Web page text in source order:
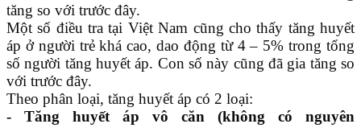
tăng so với trước đây.
Một số điều tra tại Việt Nam cũng cho thấy tăng huyết
áp ở người trẻ khá cao, dao động từ 4 – 5% trong tổng
số người tăng huyết áp. Con số này cũng đã gia tăng so
với trước đây.
Theo phân loại, tăng huyết áp có 2 loại:
- Tăng huyết áp vô căn (không có nguyên